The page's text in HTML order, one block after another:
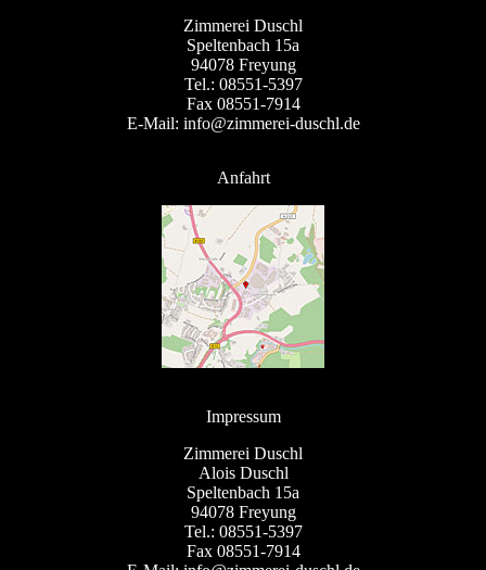
Zimmerei Duschl
Speltenbach 15a
94078 Freyung
Tel.: 08551-5397
Fax 08551-7914
E-Mail: info@zimmerei-duschl.de
Anfahrt
Impressum
Zimmerei Duschl
Alois Duschl
Speltenbach 15a
94078 Freyung
Tel.: 08551-5397
Fax 08551-7914